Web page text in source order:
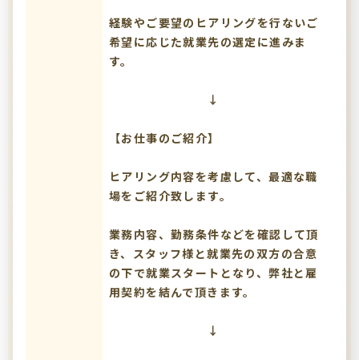
経験やご要望のヒアリングを行ないご
希望に応じた就業先の選定に進みま
す。
↓
【お仕事のご紹介】
ヒアリング内容を考慮して、最適な職
場をご紹介致します。
業務内容、勤務条件などを確認して頂
き、スタッフ様と就業先の双方の合意
の下で就業スタートとなり、弊社と雇
用契約を結んで頂きます。
↓